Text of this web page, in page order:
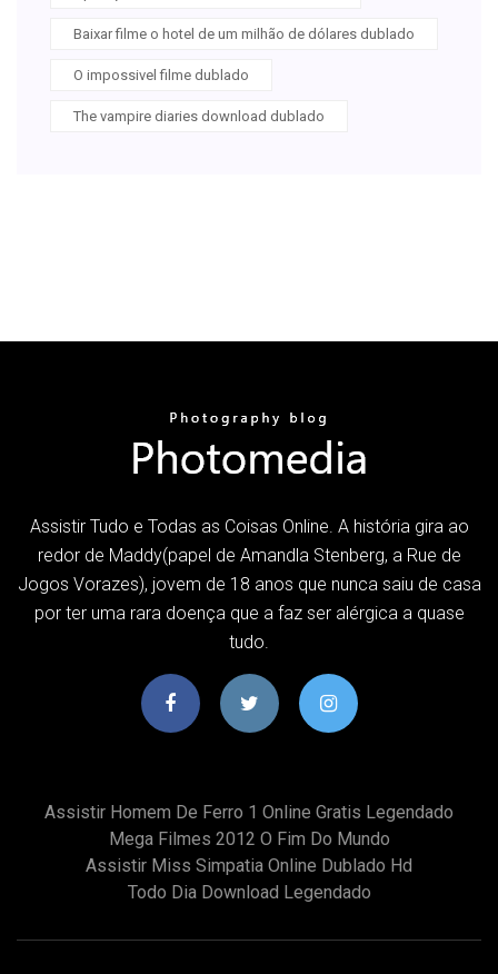
Baixar filme o hotel de um milhão de dólares dublado
O impossivel filme dublado
The vampire diaries download dublado
Assistir Tudo e Todas as Coisas Online. A história gira ao
redor de Maddy(papel de Amandla Stenberg, a Rue de
Jogos Vorazes), jovem de 18 anos que nunca saiu de casa
por ter uma rara doença que a faz ser alérgica a quase
tudo.
Assistir Homem De Ferro 1 Online Gratis Legendado
Mega Filmes 2012 O Fim Do Mundo
Assistir Miss Simpatia Online Dublado Hd
Todo Dia Download Legendado